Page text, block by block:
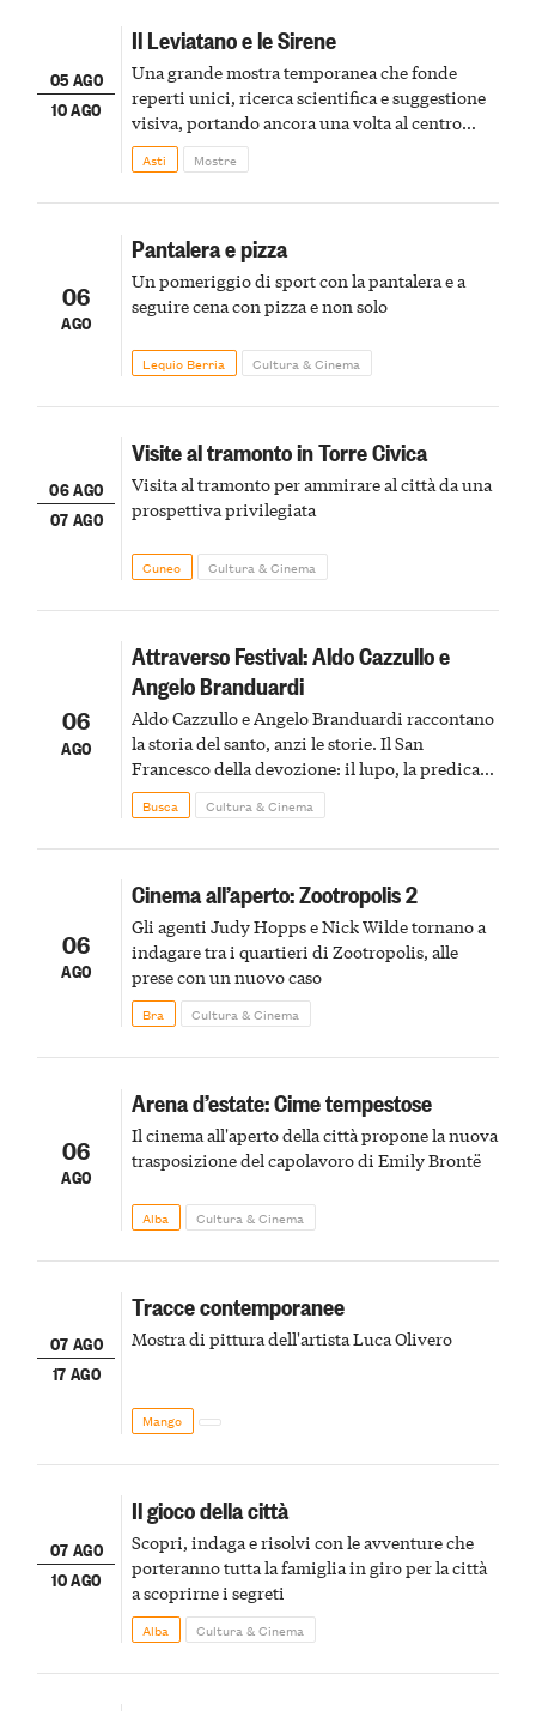
05 AGO
10 AGO
Il Leviatano e le Sirene
Una grande mostra temporanea che fonde
reperti unici, ricerca scientifica e suggestione
visiva, portando ancora una volta al centro
della scena le meraviglie del passato astigiano
Asti Mostre
06
AGO
Pantalera e pizza
Un pomeriggio di sport con la pantalera e a
seguire cena con pizza e non solo
Lequio Berria Cultura & Cinema
06 AGO
07 AGO
Visite al tramonto in Torre Civica
Visita al tramonto per ammirare al città da una
prospettiva privilegiata
Cuneo Cultura & Cinema
06
AGO
Attraverso Festival: Aldo Cazzullo e
Angelo Branduardi
Aldo Cazzullo e Angelo Branduardi raccontano
la storia del santo, anzi le storie. Il San
Francesco della devozione: il lupo, la predica
agli uccelli, le stimmate
Busca Cultura & Cinema
06
AGO
Cinema all’aperto: Zootropolis 2
Gli agenti Judy Hopps e Nick Wilde tornano a
indagare tra i quartieri di Zootropolis, alle
prese con un nuovo caso
Bra Cultura & Cinema
06
AGO
Arena d’estate: Cime tempestose
Il cinema all'aperto della città propone la nuova
trasposizione del capolavoro di Emily Brontë
Alba Cultura & Cinema
07 AGO
17 AGO
Tracce contemporanee
Mostra di pittura dell'artista Luca Olivero
Mango
07 AGO
10 AGO
Il gioco della città
Scopri, indaga e risolvi con le avventure che
porteranno tutta la famiglia in giro per la città
a scoprirne i segreti
Alba Cultura & Cinema